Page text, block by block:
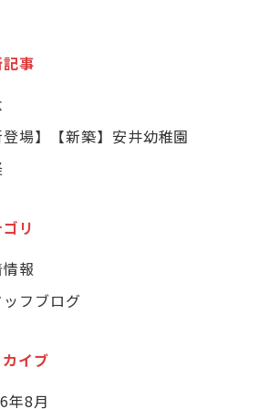
事
登場】【新築】安井幼稚園
リ
報
フブログ
イブ
年8月